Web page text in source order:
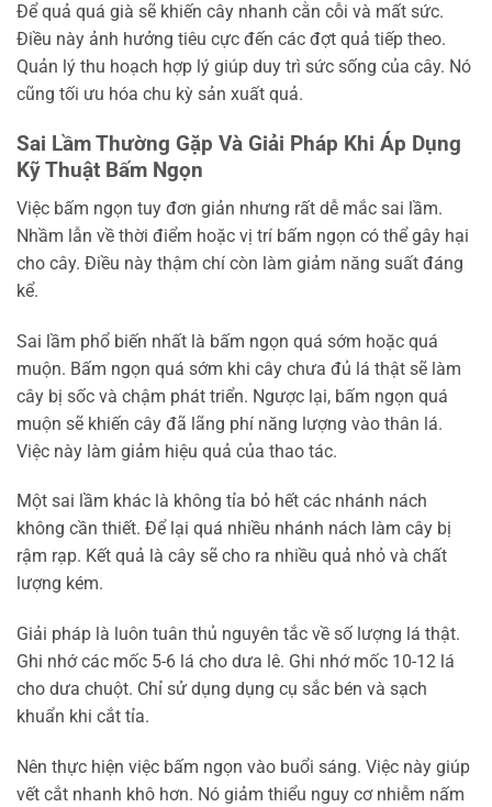
Để quả quá già sẽ khiến cây nhanh cằn cỗi và mất sức.
Điều này ảnh hưởng tiêu cực đến các đợt quả tiếp theo.
Quản lý thu hoạch hợp lý giúp duy trì sức sống của cây. Nó
cũng tối ưu hóa chu kỳ sản xuất quả.
Sai Lầm Thường Gặp Và Giải Pháp Khi Áp Dụng
Kỹ Thuật Bấm Ngọn
Việc bấm ngọn tuy đơn giản nhưng rất dễ mắc sai lầm.
Nhầm lẫn về thời điểm hoặc vị trí bấm ngọn có thể gây hại
cho cây. Điều này thậm chí còn làm giảm năng suất đáng
kể.
Sai lầm phổ biến nhất là bấm ngọn quá sớm hoặc quá
muộn. Bấm ngọn quá sớm khi cây chưa đủ lá thật sẽ làm
cây bị sốc và chậm phát triển. Ngược lại, bấm ngọn quá
muộn sẽ khiến cây đã lãng phí năng lượng vào thân lá.
Việc này làm giảm hiệu quả của thao tác.
Một sai lầm khác là không tỉa bỏ hết các nhánh nách
không cần thiết. Để lại quá nhiều nhánh nách làm cây bị
rậm rạp. Kết quả là cây sẽ cho ra nhiều quả nhỏ và chất
lượng kém.
Giải pháp là luôn tuân thủ nguyên tắc về số lượng lá thật.
Ghi nhớ các mốc 5-6 lá cho dưa lê. Ghi nhớ mốc 10-12 lá
cho dưa chuột. Chỉ sử dụng dụng cụ sắc bén và sạch
khuẩn khi cắt tỉa.
Nên thực hiện việc bấm ngọn vào buổi sáng. Việc này giúp
vết cắt nhanh khô hơn. Nó giảm thiểu nguy cơ nhiễm nấm